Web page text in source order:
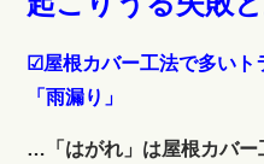
☑屋根カバー工法で多いト
「雨漏り」
…「はがれ」は屋根カバー